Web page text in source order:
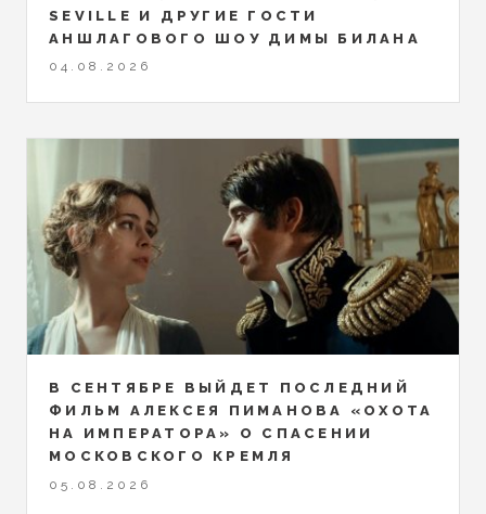
SEVILLE И ДРУГИЕ ГОСТИ
АНШЛАГОВОГО ШОУ ДИМЫ БИЛАНА
04.08.2026
В СЕНТЯБРЕ ВЫЙДЕТ ПОСЛЕДНИЙ
ФИЛЬМ АЛЕКСЕЯ ПИМАНОВА «ОХОТА
НА ИМПЕРАТОРА» О СПАСЕНИИ
МОСКОВСКОГО КРЕМЛЯ
05.08.2026